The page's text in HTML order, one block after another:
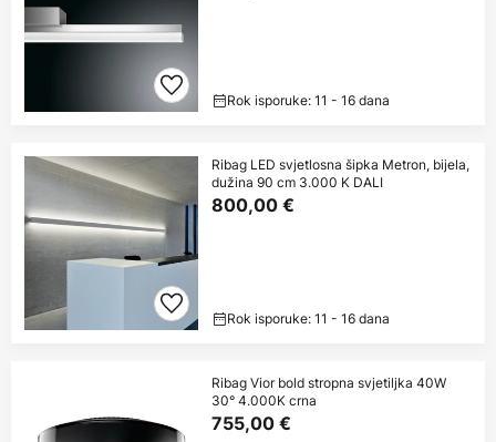
Rok isporuke: 11 - 16 dana
Ribag LED svjetlosna šipka Metron, bijela,
dužina 90 cm 3.000 K DALI
800,00 €
Rok isporuke: 11 - 16 dana
Ribag Vior bold stropna svjetiljka 40W
30° 4.000K crna
755,00 €